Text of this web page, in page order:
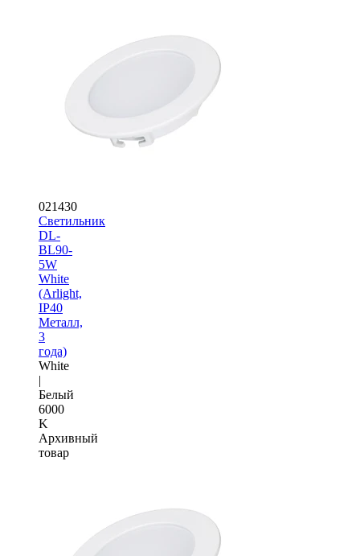
021430
Светильник
DL-
BL90-
5W
White
(Arlight,
IP40
Металл,
3
года)
White
|
Белый
6000
K
Архивный
товар